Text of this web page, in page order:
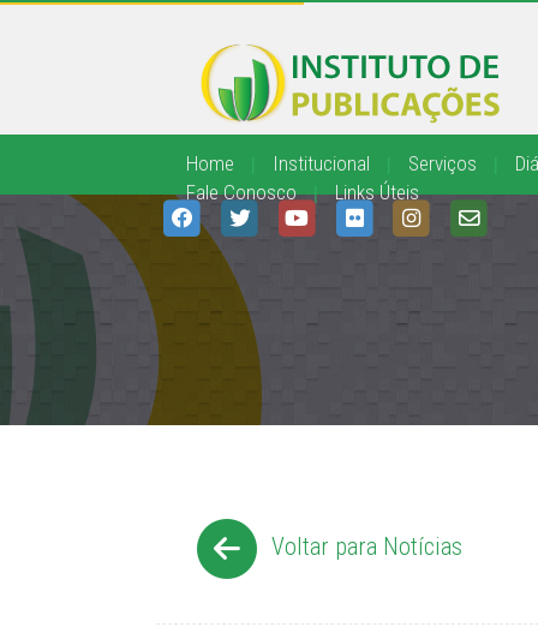
Home Institucional Serviços
Fale Conosco
| Links Úteis
Voltar para Notícias